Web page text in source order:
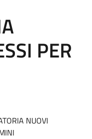
PER
NUOVI